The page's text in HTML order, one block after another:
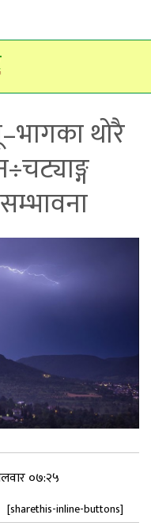
थोरै
०७:२५
[sharethis-inline-buttons]